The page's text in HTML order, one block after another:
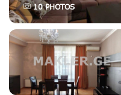
10PHOTOS